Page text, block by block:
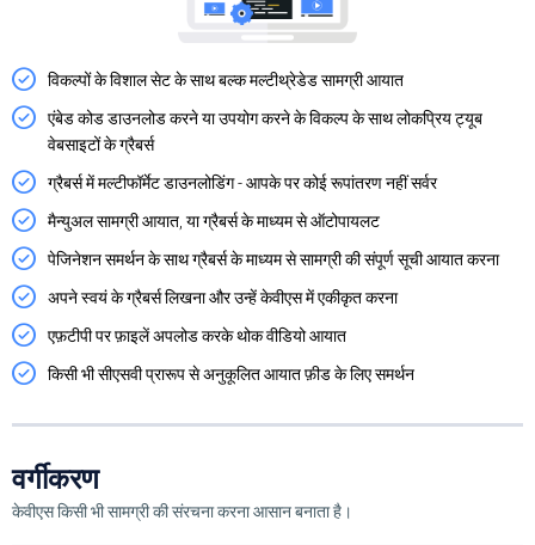
विकल्पों के विशाल सेट के साथ बल्क मल्टीथ्रेडेड सामग्री आयात
एंबेड कोड डाउनलोड करने या उपयोग करने के विकल्प के साथ लोकप्रिय ट्यूब
वेबसाइटों के ग्रैबर्स
ग्रैबर्स में मल्टीफॉर्मेट डाउनलोडिंग - आपके पर कोई रूपांतरण नहीं सर्वर
मैन्युअल सामग्री आयात, या ग्रैबर्स के माध्यम से ऑटोपायलट
पेजिनेशन समर्थन के साथ ग्रैबर्स के माध्यम से सामग्री की संपूर्ण सूची आयात करना
अपने स्वयं के ग्रैबर्स लिखना और उन्हें केवीएस में एकीकृत करना
एफ़टीपी पर फ़ाइलें अपलोड करके थोक वीडियो आयात
किसी भी सीएसवी प्रारूप से अनुकूलित आयात फ़ीड के लिए समर्थन
वर्गीकरण
केवीएस किसी भी सामग्री की संरचना करना आसान बनाता है।